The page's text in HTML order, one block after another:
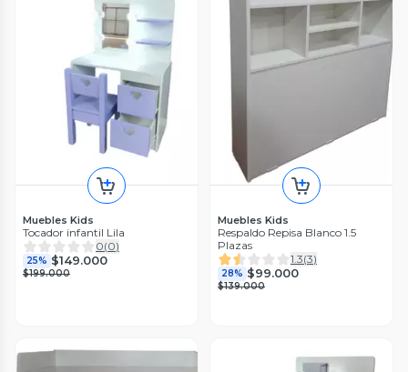
Muebles Kids
Tocador infantil Lila
0(0)
25% $149.000
$199.000
Muebles Kids
Respaldo Repisa Blanco 1.5
Plazas
1.3(3)
28% $99.000
$139.000